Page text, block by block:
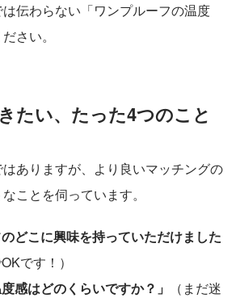
伝わらない「ワンプルーフの温度
さい。
たい、たった4つのこと
ありますが、より良いマッチングの
ことを伺っています。
のどこに興味を持っていただけました
です！）
感はどのくらいですか？」
（まだ迷